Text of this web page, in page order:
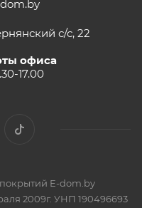
с/с, 22
офиса
17.00
E-dom.by
2009г. УНП 190496693